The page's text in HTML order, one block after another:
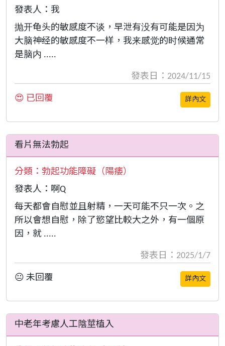
發表人：我
抛开龟头的敏感度不谈，早泄有没有可能是因为
大脑神经的敏感度不一样，我来感觉的时候通常
是脑内 .....
發表日：2024/11/15
😍 已回覆 詳內文
看片無法勃起
分類： 勃起功能障礙（陽痿）
發表人：啊Q
每天都會自慰並且射精，一天可能不只一次。之
所以會想自慰，除了慾望比較大之外，有一個原
因，就 .....
發表日：2025/1/7
😐 未回覆 詳內文
中老年考慮人工陰莖植入